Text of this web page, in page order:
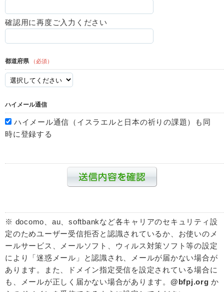
確認用に再度ご入力ください
都道府県 （必須）
ハイメール通信
ハイメール通信（イスラエルと日本の祈りの課題）も同
時に登録する
※ docomo、au、softbankなど各キャリアのセキュリティ設
定のためユーザー受信拒否と認識されているか、お使いのメ
ールサービス、メールソフト、ウィルス対策ソフト等の設定
により「迷惑メール」と認識され、メールが届かない場合が
あります。また、ドメイン指定受信を設定されている場合に
も、メールが正しく届かない場合があります。 @bfpj.org か